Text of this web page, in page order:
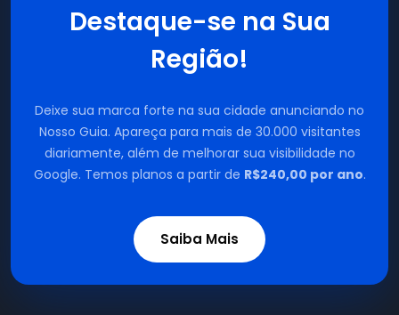
Destaque-se na Sua
Região!
Deixe sua marca forte na sua cidade anunciando no
Nosso Guia. Apareça para mais de 30.000 visitantes
diariamente, além de melhorar sua visibilidade no
Google. Temos planos a partir de R$240,00 por ano.
Saiba Mais